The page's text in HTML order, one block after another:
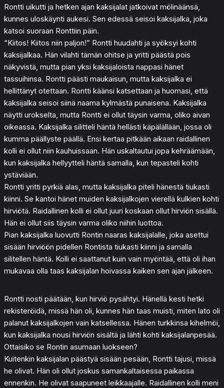
Rontti uikutti ja hetken ajan kaksijalat jatkoivat mölinäänsä,
kunnes uloskäynti aukesi. Sen edessä seisoi kaksijalka, joka
katsoi suoraan Ronttiin päin.
“Kiitos! Kiitos niin paljon!” Rontti huudahti ja syöksyi kohti
kaksijalkaa. Hän vilahti tämän ohitse ja yritti päästä pois
näkyvistä, mutta pian yksi kaksijaloista nappasi hänet
tassuihinsa. Rontti päästi maukaisun, mutta kaksijalka ei
hellittänyt otettaan. Rontti käänsi katsettaan ja huomasi, että
kaksijalka seisoi siinä naama kylmästä punaisena. Kaksijalka
näytti urokselta, mutta Rontti ei ollut täysin varma, oliko aivan
oikeassa. Kaksijalka silitteli häntä hellästi käpälällään, jossa oli
kumma päällyste päällä. Ensi kertaa pitkään aikaan raidallinen
kolli ei ollut niin kauhuissaan. Hän uskaltautui jopa kehräämään,
kun kaksijalka hellyytteli häntä samalla, kun tepasteli kohti
ystäviään.
Rontti yritti pyrkiä alas, mutta kaksijalka piteli hänestä tiukasti
kiinni. Se kantoi hänet muiden kaksijalkojen vierellä kulkien kohti
hirviötä. Raidallinen kolli ei ollut juuri koskaan ollut hirviön sisällä.
Hän ei ollut siis täysin varma oliko niihin luottoa.
Pian kaksijalka luovutti Rontin naaras kaksijalalle, joka asettui
sisään hirviöön pidellen Rontista tiukasti kiinni ja samalla
silitellen häntä. Kolli ei saattanut kuin vain myöntää, että oli ihan
mukavaa olla taas kaksijalan hoivassa kaiken sen ajan jälkeen.
Rontti nosti päätään, kun hirviö pysähtyi. Hänellä kesti hetki
rekisteröidä, missä hän oli, kunnes hän taas muisti, miten lato oli
palanut kaksijalkojen vain katsellessa. Hänen turkkinsa kihelmöi,
kun kaksijalka nousi hirviön sisältä ja lähti kohti kaksijalanpesää.
Ottaisiko se Rontin asumaan luokseen?
Kuitenkin kaksijalan päästyä sisään pesään, Rontti tajusi, missä
he olivat. Hän oli ollut joskus samankaltaisessa paikassa
ennenkin. He olivat saapuneet leikkaajalle. Raidallinen kolli meni